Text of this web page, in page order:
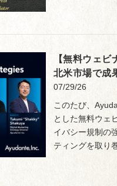
【無料ウェ
北米市場で成
07/29/26
このたび、
とした無料ウェ
イバシー規制の
ティングを取り